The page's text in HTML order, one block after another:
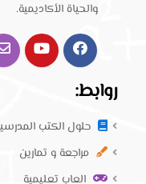
والحياة الأكاديمية.
روابط:
حلول الكتب
مراجعة و تمارين
العاب تعليمية